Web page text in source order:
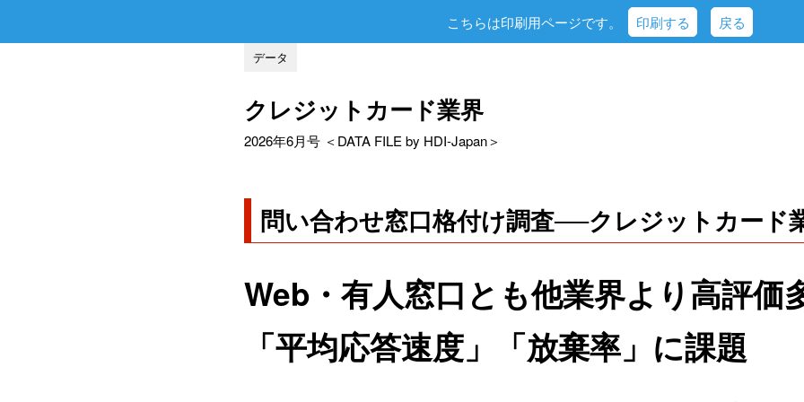
こちらは印刷用ページです。 印刷する 戻る
データ
クレジットカード業界
2026年6月号 ＜DATA FILE by HDI-Japan＞
問い合わせ窓口格付け調査──クレジットカード
Web・有人窓口とも他業界より高評価
「平均応答速度」「放棄率」に課題